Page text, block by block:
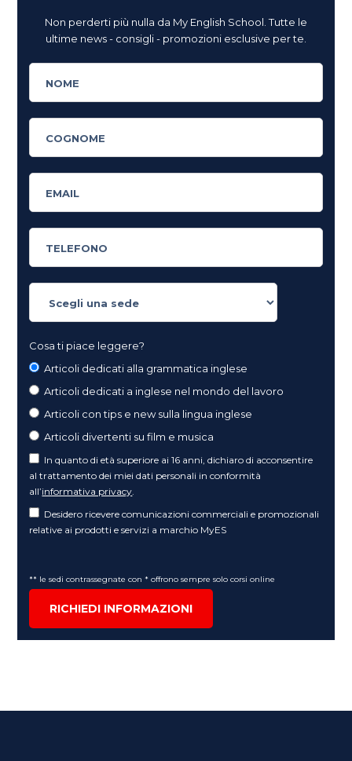
Non perderti più nulla da My English School. Tutte le
ultime news - consigli - promozioni esclusive per te.
Cosa ti piace leggere?
Articoli dedicati alla grammatica inglese
Articoli dedicati a inglese nel mondo del lavoro
Articoli con tips e new sulla lingua inglese
Articoli divertenti su film e musica
In quanto di età superiore ai 16 anni, dichiaro di acconsentire
al trattamento dei miei dati personali in conformità
all’informativa privacy
Desidero ricevere comunicazioni commerciali e promozionali
relative ai prodotti e servizi a marchio MyES
** le sedi contrassegnate con * offrono sempre solo corsi online
RICHIEDI INFORMAZIONI